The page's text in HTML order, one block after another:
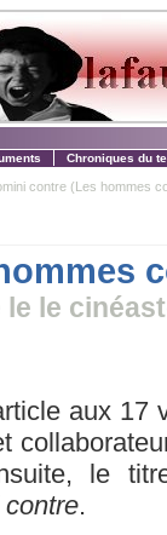
Chroniques du
contre (Les hommes
le
aux
le
.